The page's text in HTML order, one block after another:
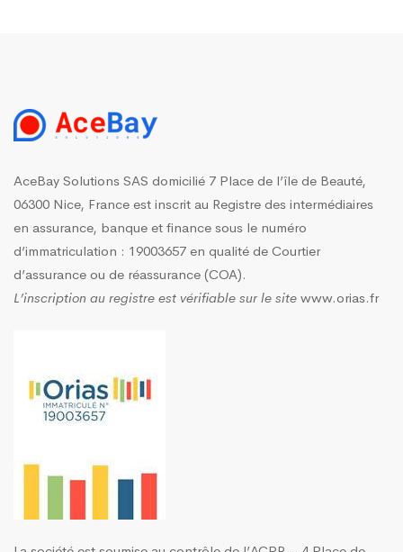
AceBay Solutions SAS domicilié 7 Place de l’île de Beauté,
06300 Nice, France est inscrit au Registre des intermédiaires
en assurance, banque et finance sous le numéro
d’immatriculation : 19003657 en qualité de Courtier
d’assurance ou de réassurance (COA).
L’inscription au registre est vérifiable sur le site www.orias.fr